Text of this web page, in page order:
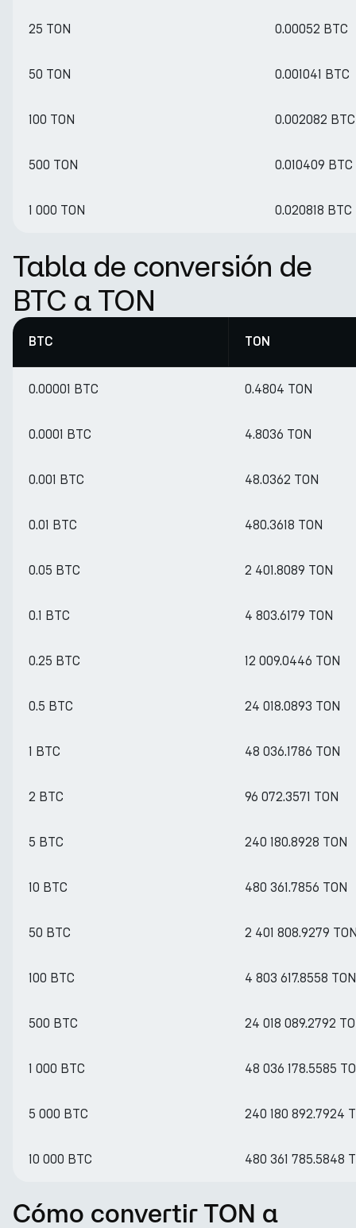
25 TON 0.00052 BTC
50 TON 0.001041 BTC
100 TON 0.002082 BTC
500 TON 0.010409 BTC
1 000 TON 0.020818 BTC
Tabla de conversión de
BTC a TON
BTC TON
0.00001 BTC 0.4804 TON
0.0001 BTC 4.8036 TON
0.001 BTC 48.0362 TON
0.01 BTC 480.3618 TON
0.05 BTC 2 401.8089 TON
0.1 BTC 4 803.6179 TON
0.25 BTC 12 009.0446 TON
0.5 BTC 24 018.0893 TON
1 BTC 48 036.1786 TON
2 BTC 96 072.3571 TON
5 BTC 240 180.8928 TON
10 BTC 480 361.7856 TON
50 BTC 2 401 808.9279
100 BTC 4 803 617.8558 TON
500 BTC 24 018 089.2792
1 000 BTC 48 036 178.5585
5 000 BTC 240 180 892.7924
10 000 BTC 480 361 785.5848
Cómo convertir TON a